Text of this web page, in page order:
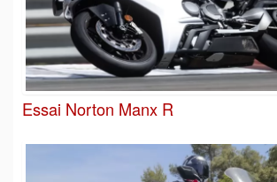
Essai Norton Manx R